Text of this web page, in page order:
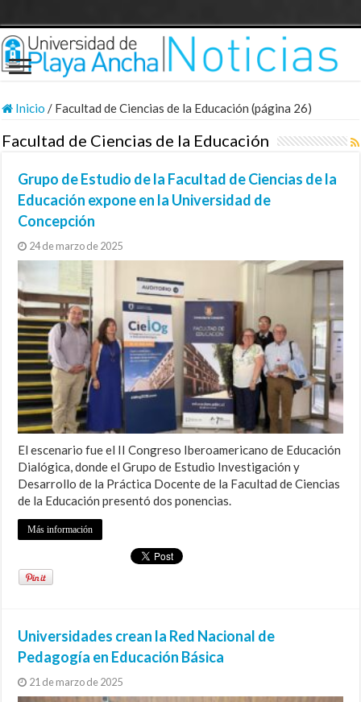
Inicio / Facultad de Ciencias de la Educación (página 26)
Facultad de Ciencias de la Educación
Grupo de Estudio de la Facultad de Ciencias de la
Educación expone en la Universidad de
Concepción
24 de marzo de 2025
El escenario fue el II Congreso Iberoamericano de Educación
Dialógica, donde el Grupo de Estudio Investigación y
Desarrollo de la Práctica Docente de la Facultad de Ciencias
de la Educación presentó dos ponencias.
Más información
Universidades crean la Red Nacional de
Pedagogía en Educación Básica
21 de marzo de 2025